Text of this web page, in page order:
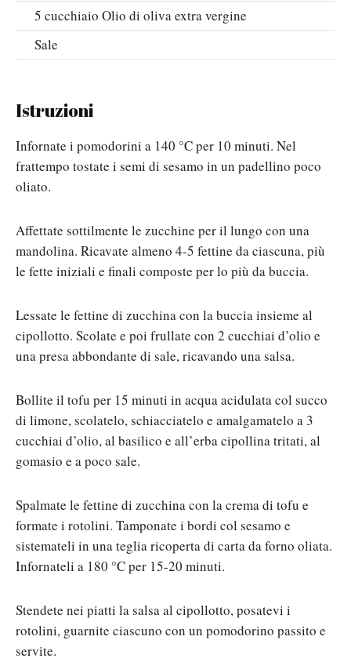
5 cucchiaio Olio di oliva extra vergine
Sale
Istruzioni
Infornate i pomodorini a 140 °C per 10 minuti. Nel
frattempo tostate i semi di sesamo in un padellino poco
oliato.
Affettate sottilmente le zucchine per il lungo con una
mandolina. Ricavate almeno 4-5 fettine da ciascuna, più
le fette iniziali e finali composte per lo più da buccia.
Lessate le fettine di zucchina con la buccia insieme al
cipollotto. Scolate e poi frullate con 2 cucchiai d’olio e
una presa abbondante di sale, ricavando una salsa.
Bollite il tofu per 15 minuti in acqua acidulata col succo
di limone, scolatelo, schiacciatelo e amalgamatelo a 3
cucchiai d’olio, al basilico e all’erba cipollina tritati, al
gomasio e a poco sale.
Spalmate le fettine di zucchina con la crema di tofu e
formate i rotolini. Tamponate i bordi col sesamo e
sistemateli in una teglia ricoperta di carta da forno oliata.
Infornateli a 180 °C per 15-20 minuti.
Stendete nei piatti la salsa al cipollotto, posatevi i
rotolini, guarnite ciascuno con un pomodorino passito e
servite.